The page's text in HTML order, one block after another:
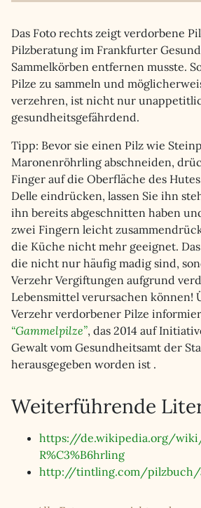
Das Foto rechts zeigt verdorbene
Pilzberatung im Frankfurter
Sammelkörben entfernen musste.
Pilze zu sammeln und
verzehren, ist nicht nur
gesundheitsgefährdend.
Tipp: Bevor sie einen Pilz wie
Maronenröhrling abschneiden,
Finger auf die Oberfläche des
Delle eindrücken, lassen Sie ihn
ihn bereits abgeschnitten haben
zwei Fingern leicht
die Küche nicht mehr geeignet.
die nicht nur häufig madig sind,
Verzehr Vergiftungen aufgrund
Lebensmittel verursachen können!
Verzehr verdorbener Pilze
“Gammelpilze”, das 2014 auf
Gewalt vom Gesundheitsamt der
herausgegeben worden ist .
Weiterführende
https://de.wikipedia.org/
R%C3%B6hrling
http://tintling.com/pilzbuch/